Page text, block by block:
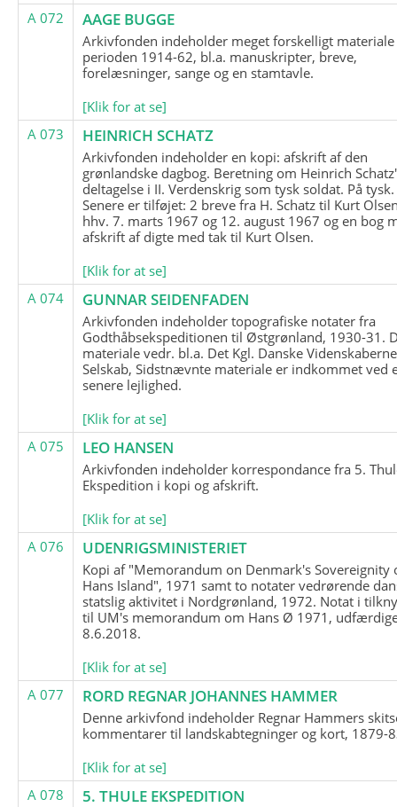
A 072
AAGE BUGGE
Arkivfonden indeholder meget forskelligt
perioden 1914-62, bl.a. manuskripter, breve,
forelæsninger, sange og en stamtavle.
[Klik for at se]
A 073
HEINRICH SCHATZ
Arkivfonden indeholder en kopi: afskrift af den
grønlandske dagbog. Beretning om Heinrich Schatz'
deltagelse i II. Verdenskrig som tysk soldat. På tysk.
Senere er tilføjet: 2 breve fra H. Schatz til Kurt
hhv. 7. marts 1967 og 12. august 1967 og en bog
afskrift af digte med tak til Kurt Olsen.
[Klik for at se]
A 074
GUNNAR SEIDENFADEN
Arkivfonden indeholder topografiske notater fra
Godthåbsekspeditionen til Østgrønland, 1930-31.
materiale vedr. bl.a. Det Kgl. Danske
Selskab, Sidstnævnte materiale er indkommet ved
senere lejlighed.
[Klik for at se]
A 075
LEO HANSEN
Arkivfonden indeholder korrespondance fra 5.
Ekspedition i kopi og afskrift.
[Klik for at se]
A 076
UDENRIGSMINISTERIET
Kopi af "Memorandum on Denmark's Sovereignity
Hans Island", 1971 samt to notater vedrørende
statslig aktivitet i Nordgrønland, 1972. Notat i
til UM's memorandum om Hans Ø 1971,
8.6.2018.
[Klik for at se]
A 077
RORD REGNAR JOHANNES HAMMER
Denne arkivfond indeholder Regnar Hammers
kommentarer til landskabtegninger og kort, 1879-
[Klik for at se]
A 078
5. THULE EKSPEDITION